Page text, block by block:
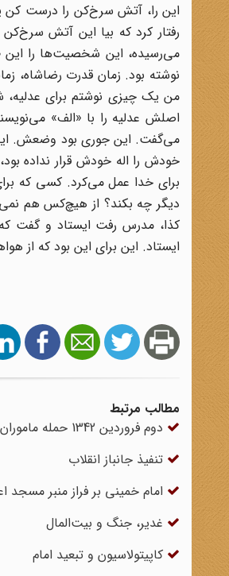
این را، آتش سرخ‌کن را درست کن
رفتار کرد که بیا این آتش
می‌رسیده، این شخصیت‌ها را این
نوشته بود. زمان قدرت رضاشاه،
من یک چیزی نوشتم برای عدلیه،
اصلش عدلیه را با «الف»
می‌گفت. این جوری بود وضعش. این
خودش را اله خودش قرار نداده
برای‌ خدا عمل می‌کرد. کسی که
دیگر چه بکند؟ از هیچ‌کس هم
کذا، مدرس رفت ایستاد و گفت که
ایستاد. این برای این بود که از
مطالب مرتبط
دوم فروردین 1342 حمله ماموران امنیتی شاه به مدرسه فیضیه قم
تنفیذ جانباز انقلاب
امام خمینی بر فراز منبر
غدیر، جنگ و بیت‌المال
کاپیتولاسیون و تبعید امام